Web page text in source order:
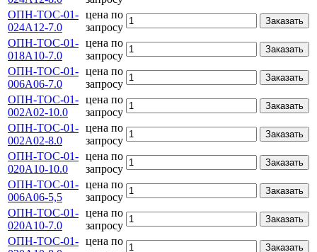
ОПН-ТОС-01-
024А12-7.0
цена по
запросу
Заказать
ОПН-ТОС-01-
018А10-7.0
цена по
запросу
Заказать
ОПН-ТОС-01-
006А06-7.0
цена по
запросу
Заказать
ОПН-ТОС-01-
002А02-10.0
цена по
запросу
Заказать
ОПН-ТОС-01-
002А02-8.0
цена по
запросу
Заказать
ОПН-ТОС-01-
020А10-10.0
цена по
запросу
Заказать
ОПН-ТОС-01-
006А06-5,5
цена по
запросу
Заказать
ОПН-ТОС-01-
020А10-7.0
цена по
запросу
Заказать
ОПН-ТОС-01- цена по
Заказать